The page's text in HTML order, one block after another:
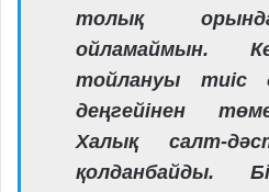
толық
ойламаймын.
тойлануы тиіс
деңгейі­нен
Халық салт-
қолданбайды.